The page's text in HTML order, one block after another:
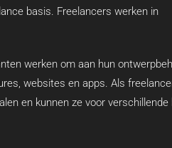
basis. Freelancers werken in
werken om aan hun
websites en apps. Als
en kunnen ze voor verschillende